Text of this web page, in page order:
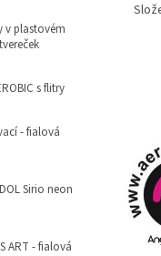
v plastovém
s flitry
- fialová
Sirio neon
ART - fialová